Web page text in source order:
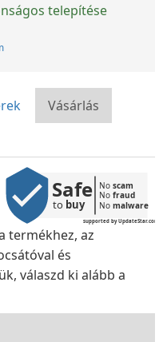
telepítése
Vásárlás
supported by UpdateStar.com
Safe
to buy
No scam
No fraud
No malware
termékhez, az
és
válaszd ki alább a